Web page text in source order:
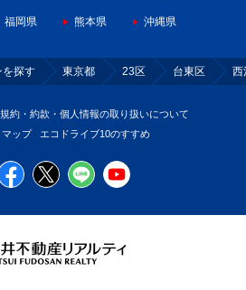
福岡県 熊本県 沖縄県
を探す 東京都 23区 台東区 西
規約・約款・個人情報の取り扱いについて
ップ エコドライブ10のすすめ